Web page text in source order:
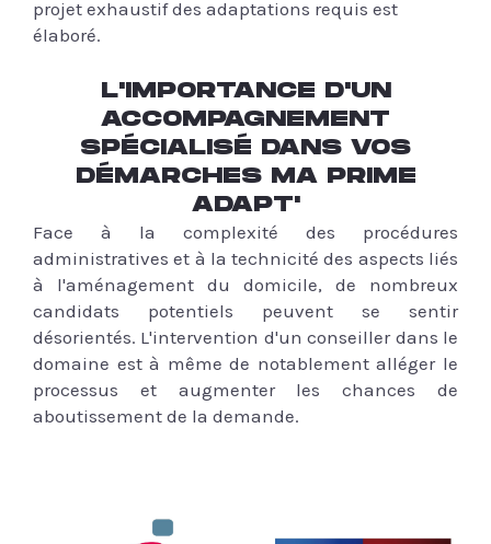
projet exhaustif des adaptations requis est
élaboré.
L'IMPORTANCE D'UN
ACCOMPAGNEMENT
SPÉCIALISÉ DANS VOS
DÉMARCHES MA PRIME
ADAPT'
Face à la complexité des procédures
administratives et à la technicité des aspects liés
à l'aménagement du domicile, de nombreux
candidats potentiels peuvent se sentir
désorientés. L'intervention d'un conseiller dans le
domaine est à même de notablement alléger le
processus et augmenter les chances de
aboutissement de la demande.